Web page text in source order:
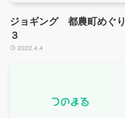
ジョギング 都農町めぐり
３
2022.4.4